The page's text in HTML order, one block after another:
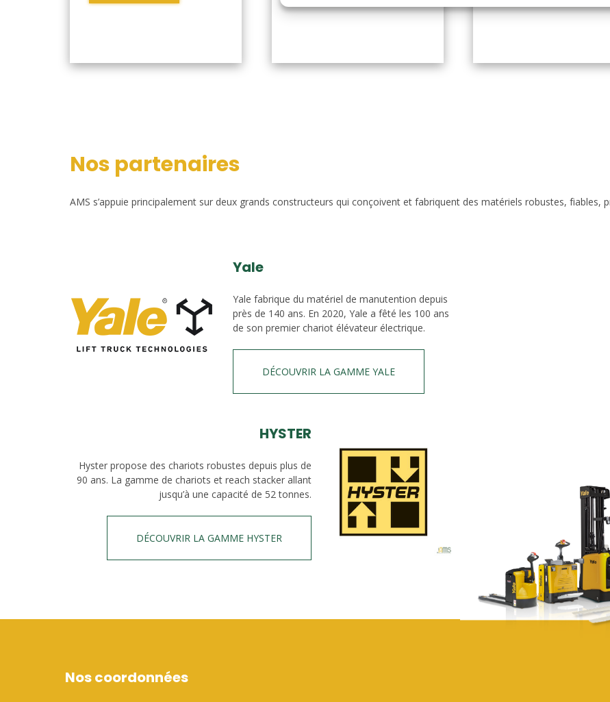
Nos partenaires
AMS s’appuie principalement sur deux grands constructeurs qui conçoivent et fabriquent des matériels robustes, fiables,
Yale
Yale fabrique du matériel de manutention depuis
près de 140 ans. En 2020, Yale a fêté les 100 ans
de son premier chariot élévateur électrique.
DÉCOUVRIR LA GAMME YALE
HYSTER
Hyster propose des chariots robustes depuis plus de
90 ans. La gamme de chariots et reach stacker allant
jusqu’à une capacité de 52 tonnes.
DÉCOUVRIR LA GAMME HYSTER
Nos coordonnées